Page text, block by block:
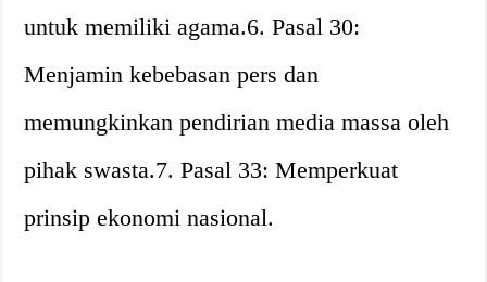
untuk memiliki agama.6. Pasal 30:
Menjamin kebebasan pers dan
memungkinkan pendirian media massa oleh
pihak swasta.7. Pasal 33: Memperkuat
prinsip ekonomi nasional.